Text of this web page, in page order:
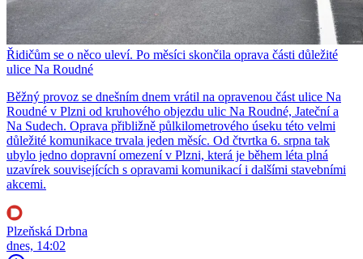
Řidičům se o něco uleví. Po měsíci skončila oprava části důležité
ulice Na Roudné
Běžný provoz se dnešním dnem vrátil na opravenou část ulice Na
Roudné v Plzni od kruhového objezdu ulic Na Roudné, Jateční a
Na Sudech. Oprava přibližně půlkilometrového úseku této velmi
důležité komunikace trvala jeden měsíc. Od čtvrtka 6. srpna tak
ubylo jedno dopravní omezení v Plzni, která je během léta plná
uzavírek souvisejících s opravami komunikací i dalšími stavebními
akcemi.
Plzeňská Drbna
dnes, 14:02